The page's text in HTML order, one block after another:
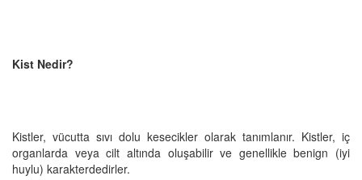
Kist Nedir?
Kistler, vücutta sıvı dolu kesecikler olarak tanımlanır. Kistler, iç
organlarda veya cilt altında oluşabilir ve genellikle benign (iyi
huylu) karakterdedirler.